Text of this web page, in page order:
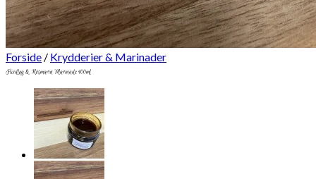
Forside / Krydderier & Marinader
Hvidløg & Rosmarin Marinade 100ml